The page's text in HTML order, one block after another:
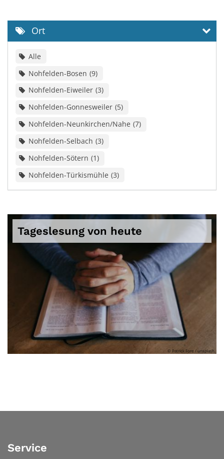
Ort
Alle
Nohfelden-Bosen 9
Nohfelden-Eiweiler 3
Nohfelden-Gonnesweiler 5
Nohfelden-Neunkirchen/Nahe 7
Nohfelden-Selbach 3
Nohfelden-Sötern 1
Nohfelden-Türkismühle 3
Tageslesung von heute
© Patrick Fore / unsplash
Service